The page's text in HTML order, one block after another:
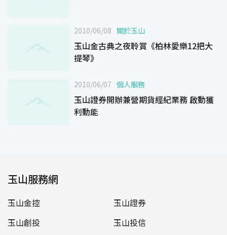
2010/06/08 關於玉山
玉山金古典之夜聆賞《柏林愛樂12把大
提琴》
2010/06/07 個人服務
玉山證券開辦兼營期貨經紀業務 啟動獲
利動能
玉山服務網
玉山金控
玉山證券
玉山創投
玉山投信